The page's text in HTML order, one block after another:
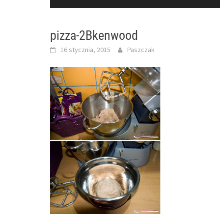
pizza-2Bkenwood
16 stycznia, 2015 Paszczak